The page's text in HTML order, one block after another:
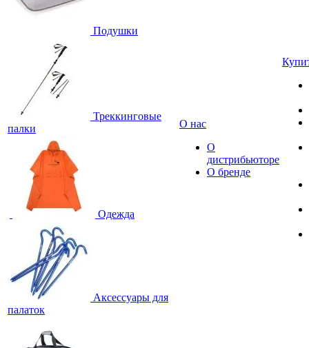
Подушки
Треккинговые
палки
Одежда
Аксессуары для
палаток
О нас
О
дистрибьюторе
О бренде